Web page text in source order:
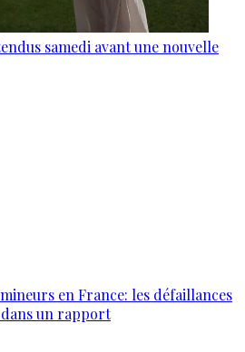
samedi avant une nouvelle
en France: les défaillances
dans un rapport